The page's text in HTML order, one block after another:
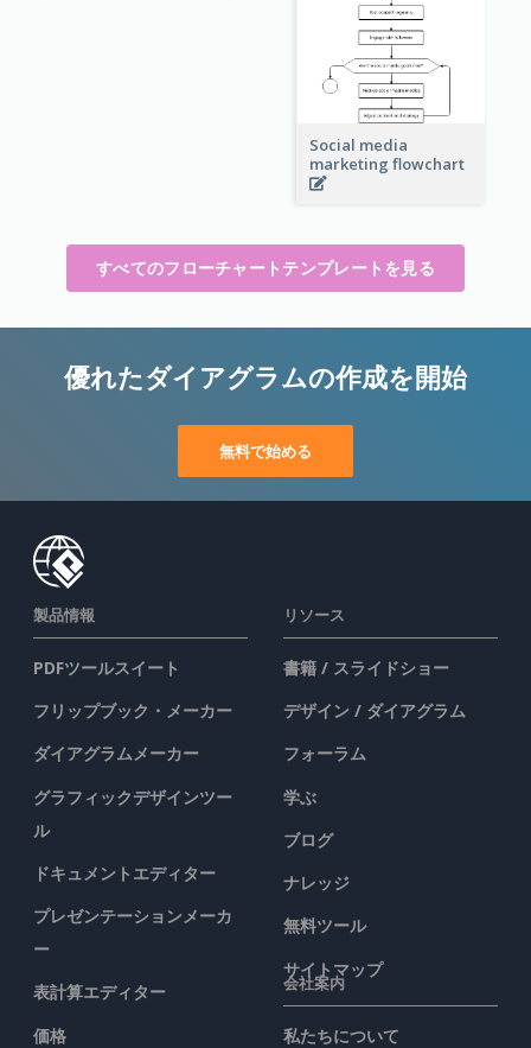
Social media
marketing flowchart
すべてのフローチャートテンプレートを見る
優れたダイアグラムの作成を開始
無料で始める
製品情報
PDFツールスイート
フリップブック・メーカー
ダイアグラムメーカー
グラフィックデザインツー
ル
ドキュメントエディター
プレゼンテーションメーカ
ー
表計算エディター
価格
リソース
書籍 / スライドショー
デザイン / ダイアグラム
フォーラム
学ぶ
ブログ
ナレッジ
無料ツール
サイトマップ
会社案内
私たちについて